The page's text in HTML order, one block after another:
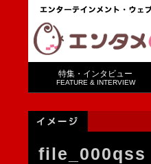
特集・インタビュー
FEATURE & INTERVIEW
file_000qss